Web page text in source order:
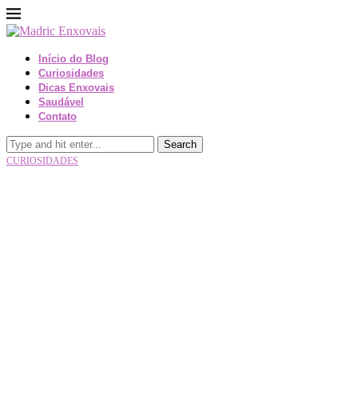
Início do Blog
Curiosidades
Dicas Enxovais
Saudável
Contato
Search
CURIOSIDADES